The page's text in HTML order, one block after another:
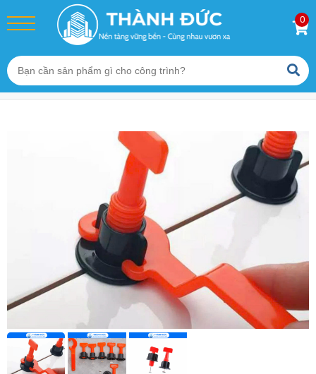
0
Sản phẩm
Ke Vít Cân Bằng Gạch Ốp Lát Thành Đức (1mm, 1.5mm, 2mm)